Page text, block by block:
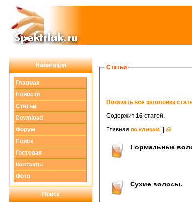
Навигация
Главная
Новости
Статьи
Download
Форум
Поиск
Гостевая
Контакты
Фото
Поиск
Статьи
Показать все заголовки
Содержит 16 статей.
Главная по кликам @
Нормальные
Сухие волосы.